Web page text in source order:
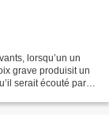
lorsqu’un un
grave produisit un
serait écouté parce